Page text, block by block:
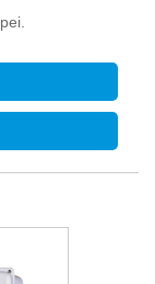
opata.
combustione,
o meno 1